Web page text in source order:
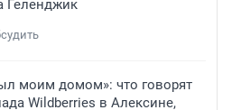
Геленджик
моим домом»: что говорят
Wildberries в Алексине,